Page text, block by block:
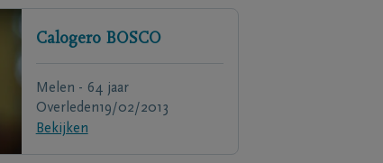
Calogero BOSCO
Melen - 64 jaar
Overleden19/02/2013
Bekijken